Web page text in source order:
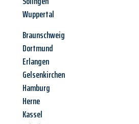
Wuppertal
Braunschweig
Dortmund
Erlangen
Gelsenkirchen
Hamburg
Herne
Kassel